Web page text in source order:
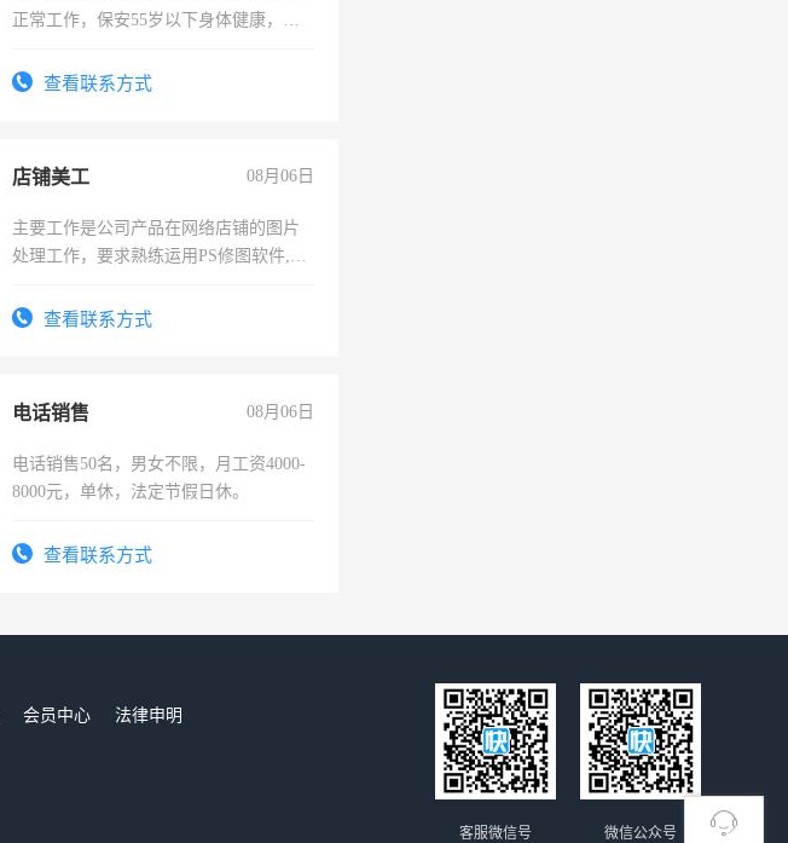
正常工作，保安55岁以下身体健康，有
录，客服要求45岁以下高中以上文化，
查看联系方式
店铺美工 08月06日
主要工作是公司产品在网络店铺的图片
处理工作，要求熟练运用PS修图软件,工
查看联系方式
电话销售 08月06日
电话销售50名，男女不限，月工资4000-
8000元，单休，法定节假日休。
查看联系方式
会员中心
法律申明
微信公众号
客服微信号